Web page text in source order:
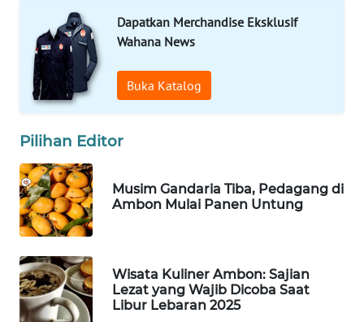
Dapatkan Merchandise Eksklusif
Wahana News
Buka Katalog
Pilihan Editor
Musim Gandaria Tiba, Pedagang di
Ambon Mulai Panen Untung
Wisata Kuliner Ambon: Sajian
Lezat yang Wajib Dicoba Saat
Libur Lebaran 2025
ID
MAWAKA
ID
MARTABAT
PLN
WATCH
MKLI
LPKKI
LKKI